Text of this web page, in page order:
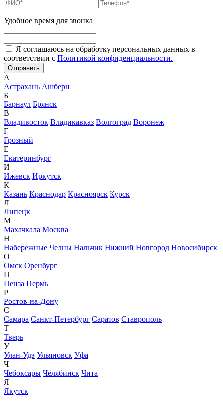
Удобное время для звонка
Я соглашаюсь на обработку персональных данных в
соответствии с Политикой конфиденциальности.
А
Астрахань Ашберн
Б
Барнаул Брянск
В
Владивосток Владикавказ Волгоград Воронеж
Г
Грозный
Е
Екатеринбург
И
Ижевск Иркутск
К
Казань Краснодар Красноярск Курск
Л
Липецк
М
Махачкала Москва
Н
Набережные Челны Нальчик Нижний Новгород Новосибирск
О
Омск Оренбург
П
Пенза Пермь
Р
Ростов-на-Дону
С
Самара Санкт-Петербург Саратов Ставрополь
Т
Тверь
У
Улан-Удэ Ульяновск Уфа
Ч
Чебоксары Челябинск Чита
Я
Якутск